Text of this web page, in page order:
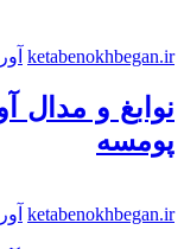
ketabenokhbegan.ir
نوابغ و مدال
پومسه
ketabenokhbegan.ir